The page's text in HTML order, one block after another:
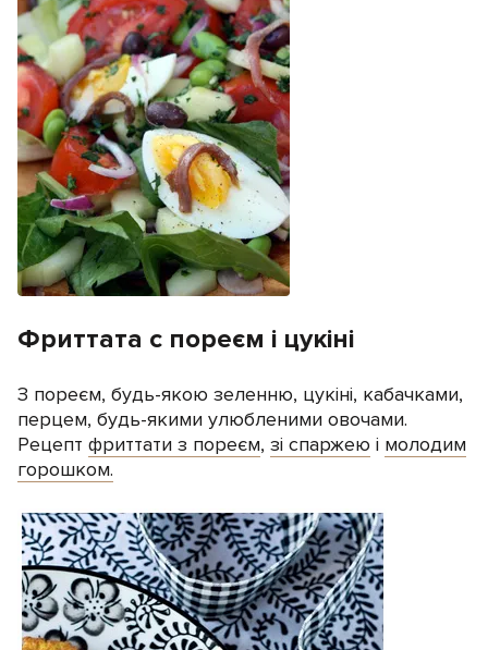
Фриттата с пореєм і цукіні
З пореєм, будь-якою зеленню, цукіні, кабачками,
перцем, будь-якими улюбленими овочами.
Рецепт фриттати з пореєм, зі спаржею і молодим
горошком.